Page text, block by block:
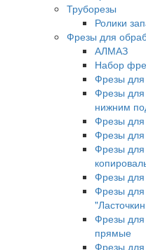
Труборезы
Ролики
Фрезы для
АЛМАЗ
Набор
Фрезы для
Фрезы для
нижним
Фрезы для
Фрезы для
Фрезы для
Фрезы для
Фрезы для
Фрезы для
прямые
Фрезы для